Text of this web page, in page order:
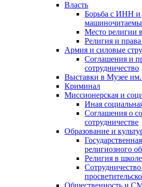
Власть
Борьба с ИНН и
Место религии
Религия и
Армия и силовые
Соглашения и
сотрудничество
Выставки в Музее
Криминал
Миссионерская и
Иная
Соглашения о
сотрудничестве
Образование и
религиозного
Религия в школе